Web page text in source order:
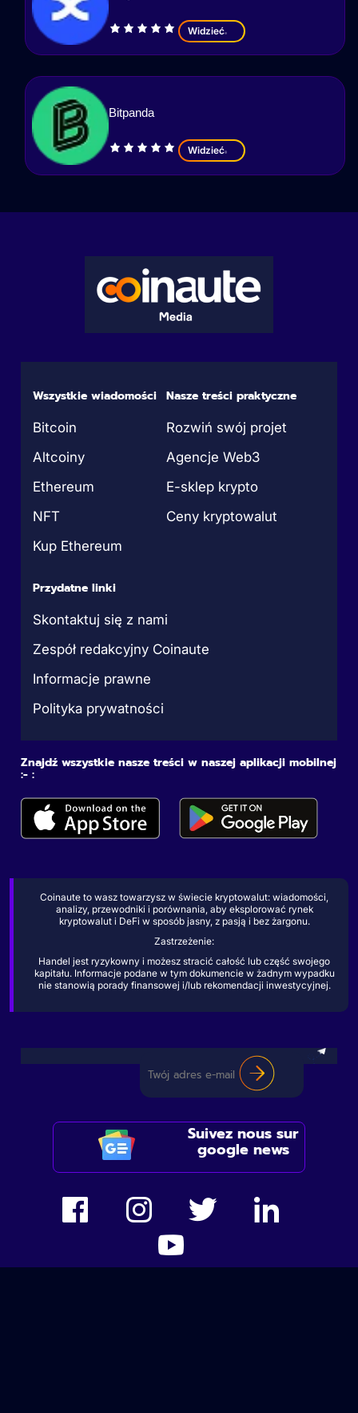
Widzieć
Bitpanda
Widzieć
Wszystkie wiadomości
Bitcoin
Altcoiny
Ethereum
NFT
Kup Ethereum
Nasze treści praktyczne
Rozwiń swój projet
Agencje Web3
E-sklep krypto
Ceny kryptowalut
Przydatne linki
Skontaktuj się z nami
Zespół redakcyjny Coinaute
Informacje prawne
Polityka prywatności
Znajdź wszystkie nasze treści w naszej aplikacji mobilnej
:- :
Coinaute to wasz towarzysz w świecie kryptowalut: wiadomości,
analizy, przewodniki i porównania, aby eksplorować rynek
kryptowalut i DeFi w sposób jasny, z pasją i bez żargonu.
Zastrzeżenie:
Handel jest ryzykowny i możesz stracić całość lub część swojego
kapitału. Informacje podane w tym dokumencie w żadnym wypadku
nie stanowią porady finansowej i/lub rekomendacji inwestycyjnej.
Suivez nous sur
google news